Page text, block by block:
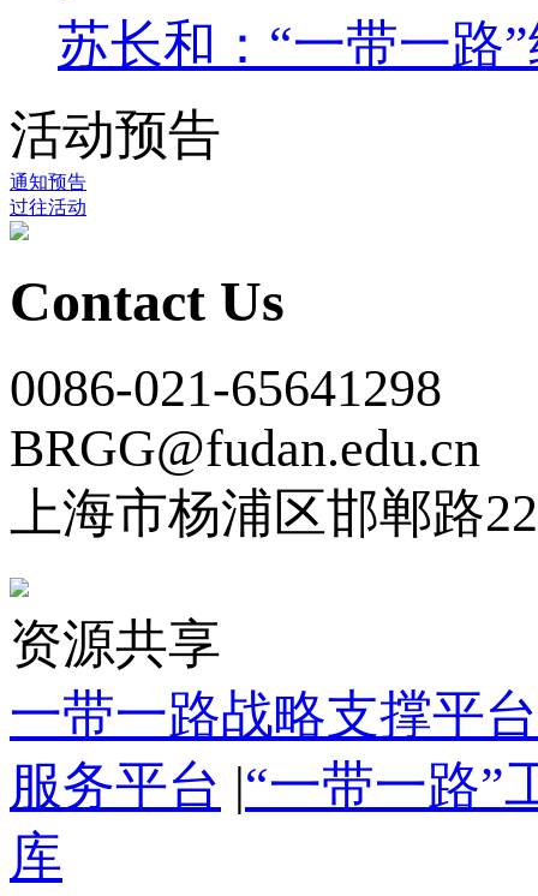
苏长和：“一带一路
活动预告
通知预告
过往活动
Contact Us
0086-021-65641298
BRGG@fudan.edu.cn
上海市杨浦区邯郸路
资源共享
一带一路战略支撑平台
服务平台 |“一带一路”
库